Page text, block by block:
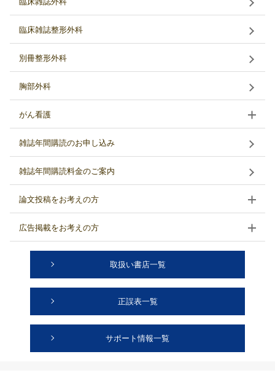
臨床雑誌整形外科
別冊整形外科
胸部外科
がん看護
雑誌年間購読のお申し込み
雑誌年間購読料金のご案内
論文投稿をお考えの方
広告掲載をお考えの方
取扱い書店一覧
正誤表一覧
サポート情報一覧